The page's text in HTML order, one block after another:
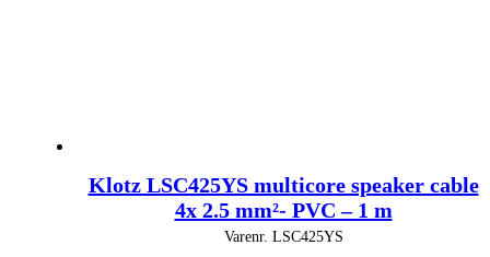
Klotz LSC425YS multicore speaker cable
4x 2.5 mm²- PVC – 1 m
Varenr. LSC425YS